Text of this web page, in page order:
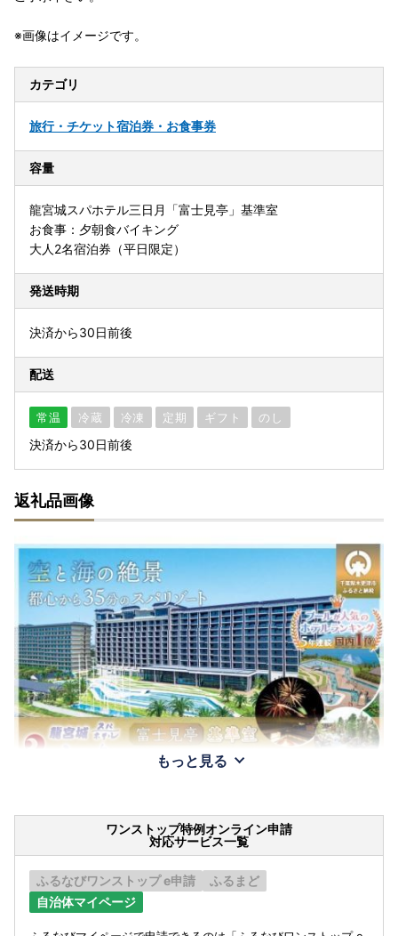
※画像はイメージです。
カテゴリ
旅行・チケット宿泊券・お食事券
容量
龍宮城スパホテル三日月「富士見亭」基準室
お食事：夕朝食バイキング
大人2名宿泊券（平日限定）
発送時期
決済から30日前後
配送
常温 冷蔵 冷凍 定期 ギフト のし
決済から30日前後
返礼品画像
もっと見る
ワンストップ特例オンライン申請
対応サービス一覧
ふるなびワンストップ e申請
ふるまど
自治体マイページ